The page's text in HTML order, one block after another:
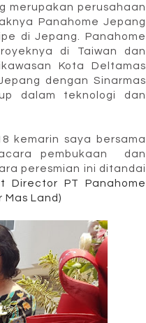
merupakan perusahaan
Panahome Jepang
di Jepang. Panahome
di Taiwan dan
Kota Deltamas
dengan Sinarmas
dalam teknologi dan
kemarin saya bersama
pembukaan dan
peresmian ini ditandai
Director PT Panahome
Mas Land)